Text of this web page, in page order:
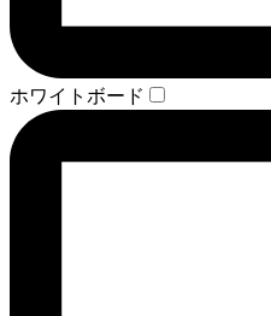
ホワイトボード